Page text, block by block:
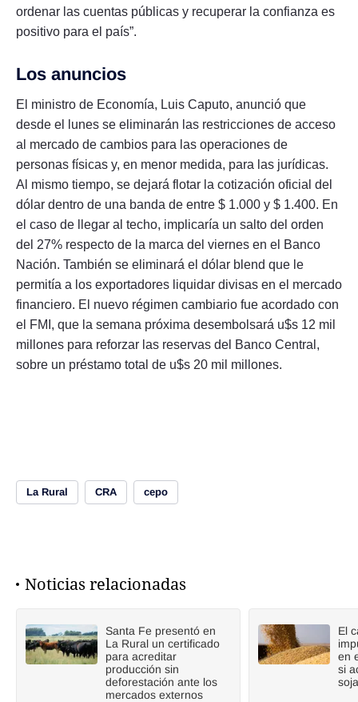
ordenar las cuentas públicas y recuperar la confianza es
positivo para el país”.
Los anuncios
El ministro de Economía, Luis Caputo, anunció que
desde el lunes se eliminarán las restricciones de acceso
al mercado de cambios para las operaciones de
personas físicas y, en menor medida, para las jurídicas.
Al mismo tiempo, se dejará flotar la cotización oficial del
dólar dentro de una banda de entre $ 1.000 y $ 1.400. En
el caso de llegar al techo, implicaría un salto del orden
del 27% respecto de la marca del viernes en el Banco
Nación. También se eliminará el dólar blend que le
permitía a los exportadores liquidar divisas en el mercado
financiero. El nuevo régimen cambiario fue acordado con
el FMI, que la semana próxima desembolsará u$s 12 mil
millones para reforzar las reservas del Banco Central,
sobre un préstamo total de u$s 20 mil millones.
La Rural CRA cepo
Noticias relacionadas
Santa Fe presentó en
La Rural un certificado
para acreditar
producción sin
deforestación ante los
mercados externos
El
en
si
soja